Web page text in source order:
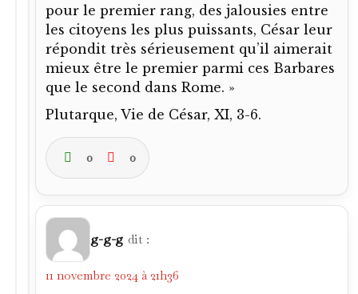
pour le premier rang, des jalousies entre
les citoyens les plus puissants, César leur
répondit très sérieusement qu’il aimerait
mieux être le premier parmi ces Barbares
que le second dans Rome. »
Plutarque, Vie de César, XI, 3-6.
0 0
g-g-g dit :
11 novembre 2024 à 21h36